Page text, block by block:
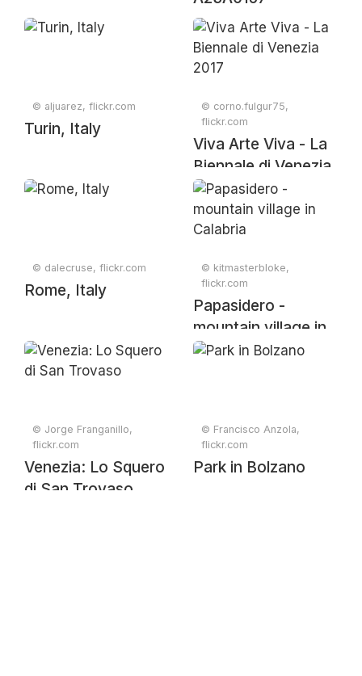
© aljuarez, flickr.com
Turin, Italy
© corno.fulgur75,
flickr.com
Viva Arte Viva - La
Biennale di Venezia
2017
© dalecruse, flickr.com
Rome, Italy
© kitmasterbloke,
flickr.com
Papasidero -
mountain village in
Calabria
© Jorge Franganillo,
flickr.com
Venezia: Lo Squero
di San Trovaso
© Francisco Anzola,
flickr.com
Park in Bolzano